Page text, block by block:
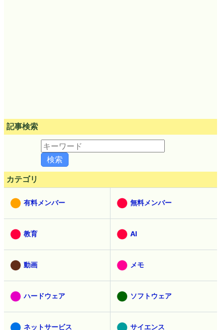
記事検索
カテゴリ
有料メンバー 無料メンバー
教育 AI
動画 メモ
ハードウェア ソフトウェア
ネットサービス サイエンス